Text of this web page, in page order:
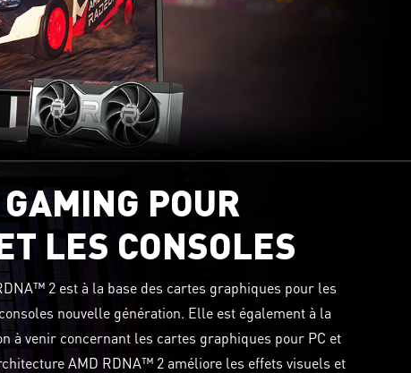
POUR
LES CONSOLES
2 est à la base des cartes graphiques pour les
nouvelle génération. Elle est également à la
à venir concernant les cartes graphiques pour PC et
AMD RDNA™ 2 améliore les effets visuels et